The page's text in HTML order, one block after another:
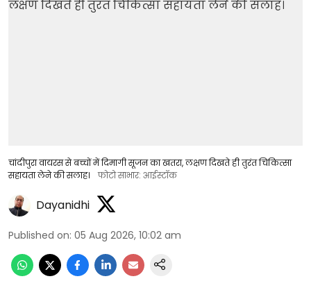
चांदीपुरा वायरस से बच्चों में दिमागी सूजन का खतरा, लक्षण दिखते ही तुरंत चिकित्सा
सहायता लेने की सलाह।
फोटो साभार: आईस्टॉक
Dayanidhi
Published on: 05 Aug 2026, 10:02 am